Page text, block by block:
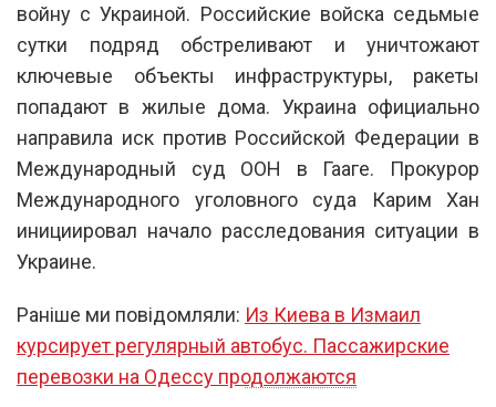
войну с Украиной. Российские войска седьмые
сутки подряд обстреливают и уничтожают
ключевые объекты инфраструктуры, ракеты
попадают в жилые дома. Украина официально
направила иск против Российской Федерации в
Международный суд ООН в Гааге. Прокурор
Международного уголовного суда Карим Хан
инициировал начало расследования ситуации в
Украине.
Раніше ми повідомляли: Из Киева в Измаил
курсирует регулярный автобус. Пассажирские
перевозки на Одессу продолжаются